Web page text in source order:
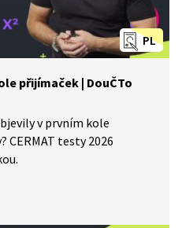
PL
přijímaček | DouČTo
v prvním kole
CERMAT testy 2026